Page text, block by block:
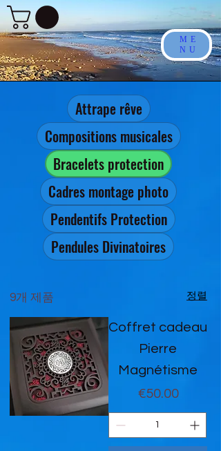
ME
NU
Attrape rêve
Compositions musicales
Bracelets protection
Cadres montage photo
Pendentifs Protection
Pendules Divinatoires
9개 제품 정렬
Coffret cadeau
Pierre
Magnétisme
가격
€50.00